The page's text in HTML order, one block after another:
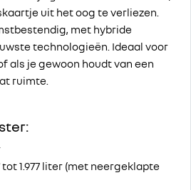
uit het oog te verliezen.
met hybride
technologieën. Ideaal voor
als je gewoon houdt van een
ruimte.
tot 1.977 liter (met neergeklapte